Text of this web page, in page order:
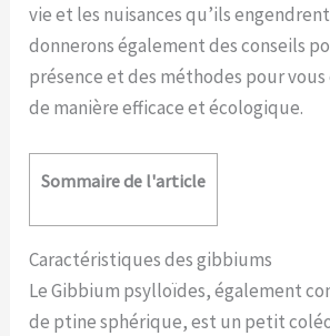
vie et les nuisances qu’ils
donnerons également des conseils
présence et des méthodes pour
de manière efficace et écologique.
Sommaire de l'article
Caractéristiques des gibbiums
Le Gibbium psylloïdes, également
de ptine sphérique, est un petit